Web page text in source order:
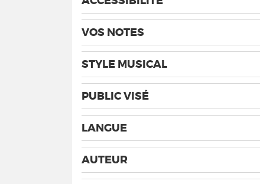
VOS NOTES
STYLE MUSICAL
PUBLIC VISÉ
LANGUE
AUTEUR